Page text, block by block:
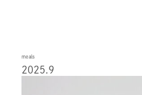
meals
2025.9